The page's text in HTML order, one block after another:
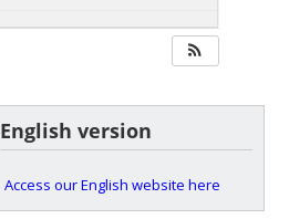
English version
Access our English website here